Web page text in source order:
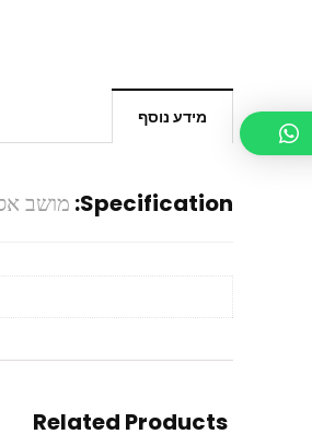
מידע נוסף
Specification: מושב
Related Products